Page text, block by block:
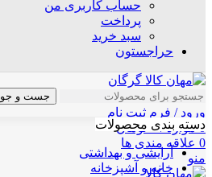
حساب کاربری من
پرداخت
سبد خرید
حراجستون
جست و جو
ورود / فرم ثبت نام
0 موارد / ۰ تومان
0 علاقه مندی ها
منو
دسته بندی محصولات
آرایشی و بهداشتی
خانه و آشپزخانه